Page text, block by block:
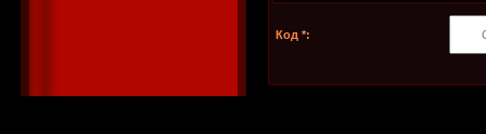
Код *: